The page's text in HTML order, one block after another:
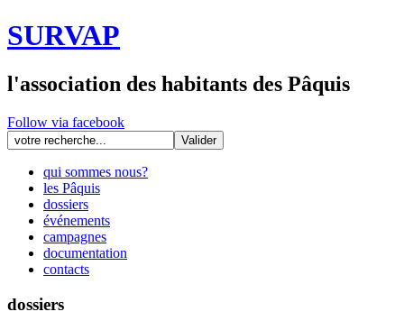
SURVAP
l'association des habitants des Pâquis
Follow via facebook
qui sommes nous?
les Pâquis
dossiers
événements
campagnes
documentation
contacts
dossiers